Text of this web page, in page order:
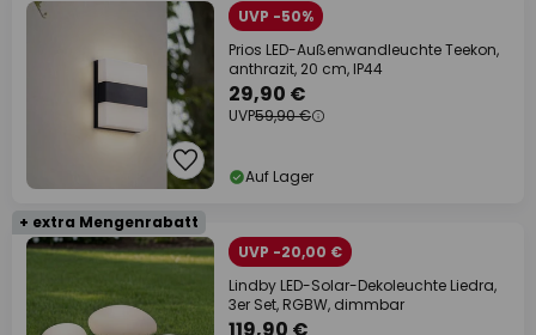
UVP -50%
Prios LED-Außenwandleuchte Teekon,
anthrazit, 20 cm, IP44
29,90 €
UVP59,90 €
Auf Lager
+ extra Mengenrabatt
UVP -20,00 €
Lindby LED-Solar-Dekoleuchte Liedra,
3er Set, RGBW, dimmbar